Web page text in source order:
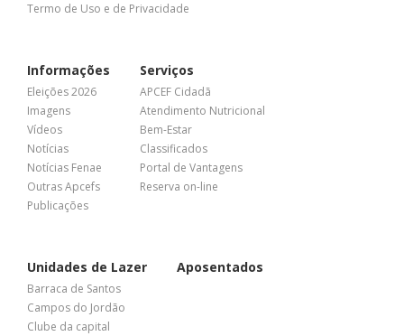
Termo de Uso e de Privacidade
Informações
Eleições 2026
Imagens
Vídeos
Notícias
Notícias Fenae
Outras Apcefs
Publicações
Serviços
APCEF Cidadã
Atendimento Nutricional
Bem-Estar
Classificados
Portal de Vantagens
Reserva on-line
Unidades de Lazer
Barraca de Santos
Campos do Jordão
Clube da capital
Aposentados